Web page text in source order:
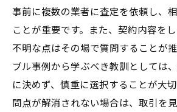
事前に複数の業者に査定を依頼し、
ことが重要です。また、契約内容をし
不明な点はその場で質問することが
ブル事例から学ぶべき教訓としては
に決めず、慎重に選択することが大
問点が解消されない場合は、取引を